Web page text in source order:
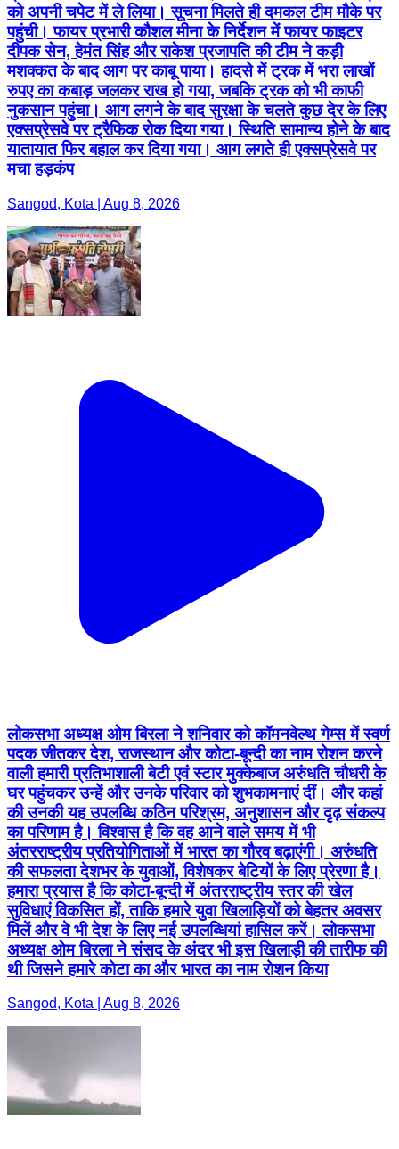
को अपनी चपेट में ले लिया। सूचना मिलते ही दमकल टीम मौके पर
पहुंची। फायर प्रभारी कौशल मीना के निर्देशन में फायर फाइटर
दीपक सेन, हेमंत सिंह और राकेश प्रजापति की टीम ने कड़ी
मशक्कत के बाद आग पर काबू पाया। हादसे में ट्रक में भरा लाखों
रुपए का कबाड़ जलकर राख हो गया, जबकि ट्रक को भी काफी
नुकसान पहुंचा। आग लगने के बाद सुरक्षा के चलते कुछ देर के लिए
एक्सप्रेसवे पर ट्रैफिक रोक दिया गया। स्थिति सामान्य होने के बाद
यातायात फिर बहाल कर दिया गया। आग लगते ही एक्सप्रेसवे पर
मचा हड़कंप
Sangod, Kota | Aug 8, 2026
लोकसभा अध्यक्ष ओम बिरला ने शनिवार को कॉमनवेल्थ गेम्स में स्वर्ण
पदक जीतकर देश, राजस्थान और कोटा-बून्दी का नाम रोशन करने
वाली हमारी प्रतिभाशाली बेटी एवं स्टार मुक्केबाज अरुंधति चौधरी के
घर पहुंचकर उन्हें और उनके परिवार को शुभकामनाएं दीं। और कहां
की उनकी यह उपलब्धि कठिन परिश्रम, अनुशासन और दृढ़ संकल्प
का परिणाम है। विश्वास है कि वह आने वाले समय में भी
अंतरराष्ट्रीय प्रतियोगिताओं में भारत का गौरव बढ़ाएंगी। अरुंधति
की सफलता देशभर के युवाओं, विशेषकर बेटियों के लिए प्रेरणा है।
हमारा प्रयास है कि कोटा-बून्दी में अंतरराष्ट्रीय स्तर की खेल
सुविधाएं विकसित हों, ताकि हमारे युवा खिलाड़ियों को बेहतर अवसर
मिलें और वे भी देश के लिए नई उपलब्धियां हासिल करें। लोकसभा
अध्यक्ष ओम बिरला ने संसद के अंदर भी इस खिलाड़ी की तारीफ की
थी जिसने हमारे कोटा का और भारत का नाम रोशन किया
Sangod, Kota | Aug 8, 2026